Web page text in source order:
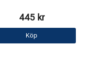
445 kr
Köp